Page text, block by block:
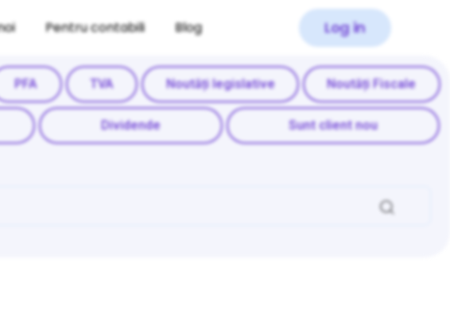
Pentru contabili Blog Log in
PFA TVA Noutăți legislative Noutăți Fiscale
Dividende Sunt client nou